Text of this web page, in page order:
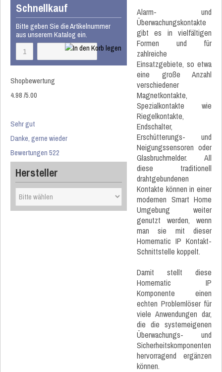
Schnellkauf
Bitte geben Sie die Artikelnummer
aus unserem Katalog ein.
Shopbewertung
4.98/5.00
Sehr gut
Danke, gerne wieder
Bewertungen 522
Hersteller
Alarm- und
Überwachungskontakte
gibt es in vielfältigen
Formen und für
zahlreiche
Einsatzgebiete, so etwa
eine große Anzahl
verschiedener
Magnetkontakte,
Spezialkontakte wie
Riegelkontakte,
Endschalter,
Erschütterungs- und
Neigungssensoren oder
Glasbruchmelder. All
diese traditionell
drahtgebundenen
Kontakte können in einer
modernen Smart Home
Umgebung weiter
genutzt werden, wenn
man sie mit dieser
Homematic IP Kontakt-
Schnittstelle koppelt.
Damit stellt diese
Homematic IP
Komponente einen
echten Problemlöser für
viele Anwendungen dar,
die die systemeigenen
Überwachungs- und
Sicherheitskomponenten
hervorragend ergänzen
können.